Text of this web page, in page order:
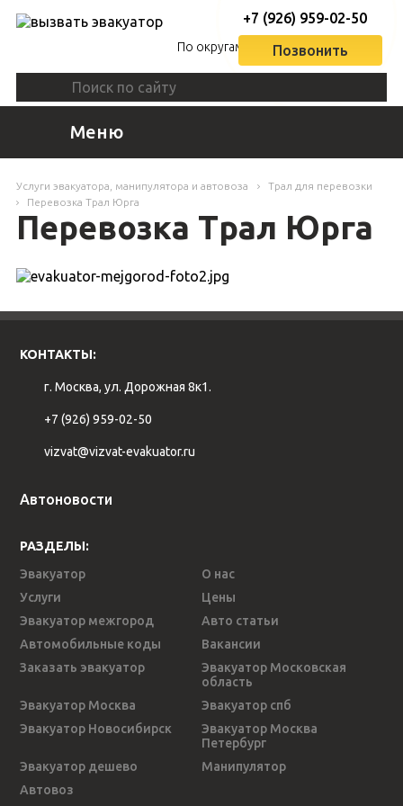
По округам
+7 (926) 959-02-50
Позвонить
Меню
Услуги эвакуатора, манипулятора и автовоза
Трал для перевозки
Перевозка Трал Юрга
Перевозка Трал Юрга
КОНТАКТЫ:
г. Москва, ул. Дорожная 8к1.
+7 (926) 959-02-50
vizvat@vizvat-evakuator.ru
Автоновости
РАЗДЕЛЫ:
Эвакуатор
О нас
Услуги
Цены
Эвакуатор межгород
Авто статьи
Автомобильные коды
Вакансии
Заказать эвакуатор
Эвакуатор Московская
область
Эвакуатор Москва
Эвакуатор спб
Эвакуатор Новосибирск
Эвакуатор Москва
Петербург
Эвакуатор дешево
Манипулятор
Автовоз